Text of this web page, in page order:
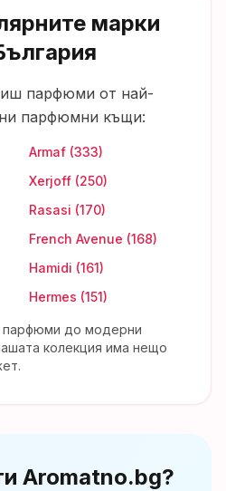
марки
парфюми от най-
парфюмни къщи:
Armaf (333)
Xerjoff (250)
Rasasi (170)
French Avenue (168)
Hamidi (161)
Hermes (151)
парфюми до модерни
колекция има нещо
Aromatno.bg?